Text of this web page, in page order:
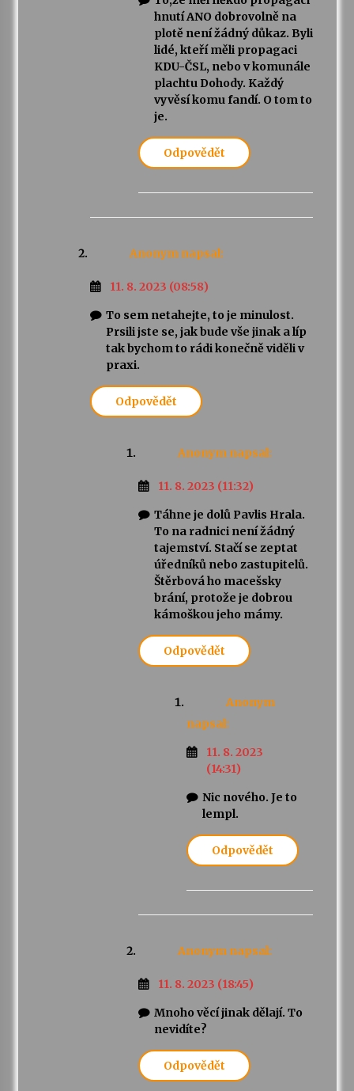
hnutí ANO dobrovolně na
plotě není žádný důkaz. Byli
lidé, kteří měli propagaci
KDU-ČSL, nebo v komunále
plachtu Dohody. Každý
vyvěsí komu fandí. O tom to
je.
Odpovědět
Anonym napsal:
11. 8. 2023 (08:58)
To sem netahejte, to je minulost.
Prsili jste se, jak bude vše jinak a líp
tak bychom to rádi konečně viděli v
praxi.
Odpovědět
Anonym napsal:
11. 8. 2023 (11:32)
Táhne je dolů Pavlis Hrala.
To na radnici není žádný
tajemství. Stačí se zeptat
úředníků nebo zastupitelů.
Štěrbová ho macešsky
brání, protože je dobrou
kámoškou jeho mámy.
Odpovědět
Anonym
napsal:
11. 8. 2023
(14:31)
Nic nového. Je to
lempl.
Odpovědět
Anonym napsal:
11. 8. 2023 (18:45)
Mnoho věcí jinak dělají. To
nevidíte?
Odpovědět